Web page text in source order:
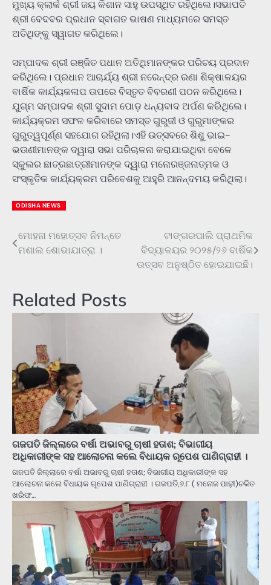
ମୁଖ୍ୟ କ୍ଲାର୍କ ଶ୍ରୀ ଜୟ କିଶାନ ସାହୁ ଉପସ୍ଥିତ ରହିଥିଲେ।ସଭାପତି
ଶ୍ରୀ ବେଦବର ପ୍ରଧାନ ସ୍ବାଗତ ଭାଷଣ ମାଧ୍ୟମରେ ସମସ୍ତ
ଅତିଥିଙ୍କୁ ସ୍ୱାଗତ କରିଥିଲେ।
ସମ୍ପାଦକ ଶ୍ରୀ ରଞ୍ଜିତ ପଧାନ ଅତିଥିମାନଙ୍କର ପରିଚୟ ପ୍ରଦାନ
କରିଥିଲେ। ପ୍ରଧାନ ଆଚାର୍ଯ୍ୟ ଶ୍ରୀ ନରେନ୍ଦ୍ର ରଣା ଶିକ୍ଷାଳୟର
ବାର୍ଷିକ କାର୍ଯ୍ୟକଳାପ ଉପରେ ବିସ୍ତୃତ ବିବରଣୀ ପଠନ କରିଥିଲେ।
ଯୁଗ୍ମ ସମ୍ପାଦକ ଶ୍ରୀ ସୁଦାମ ପୋଡ଼ ଧନ୍ୟବାଦ ଅର୍ପଣ କରିଥିଲେ।
କାର୍ଯ୍ୟକ୍ରମ ସଫଳ କରିବାରେ ସମସ୍ତ ଗୁରୁଜୀ ଓ ଗୁରୁମାଙ୍କର
ଗୁରୁତ୍ୱପୂର୍ଣ୍ଣ ସହଯୋଗ ରହିଥିଲା।ଏହି ଉତ୍ସବରେ ଶିଶୁ ଭାଇ-
ଭଉଣୀମାନଙ୍କ ଦ୍ୱାରା ସଭା ପରିଚାଳନା କରାଯାଇଥିବା ବେଳେ
ସ୍କୁଲର ଛାତ୍ରଛାତ୍ରୀମାନଙ୍କ ଦ୍ୱାରା ମନୋରଞ୍ଜନାତ୍ମକ ଓ
ସଂସ୍କୃତିକ କାର୍ଯ୍ୟକ୍ରମ ପରିବେଶକୁ ଆହୁରି ଆନନ୍ଦମୟ କରିଥିଲା।
ODISHA NEWS
Post
ମୋହନା ମହୋତ୍ସବ ନିମନ୍ତେ
ମଶାଲ ଶୋଭାଯାତ୍ରା ।
ଟାଙ୍ଗରପାଲି ପ୍ରାଥମିକ
ବିଦ୍ୟାଳୟର ୨୦୨୫/୨୬ ବାର୍ଷିକ
ଉତ୍ସବ ଅନୁଷ୍ଠିତ ହୋଇଯାଇଛି।
Related Posts
ଗଜପତି ଜିଲ୍ଲାରେ ବର୍ଷା ଅଭାବରୁ ଚାଷୀ ହତାଶ; ବିଭାଗୀୟ
ଅଧିକାରୀଙ୍କ ସହ ଆଲୋଚନା କଲେ ବିଧାୟକ ରୂପେଶ ପାଣିଗ୍ରାହୀ ।
ଗଜପତି ଜିଲ୍ଲାରେ ବର୍ଷା ଅଭାବରୁ ଚାଷୀ ହତାଶ; ବିଭାଗୀୟ ଅଧିକାରୀଙ୍କ ସହ
ଆଲୋଚନା କଲେ ବିଧାୟକ ରୂପେଶ ପାଣିଗ୍ରାହୀ । ଗଜପତି,୬.୮ ( ମନୋଜ ପାଢ଼ୀ)ଚଳିତ
ଖରିଫ…